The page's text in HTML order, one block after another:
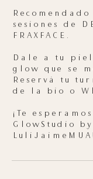
sesiones de
FRAXFACE.
Dale a tu
glow que se
Reservá tu
de la bio o
¡Te
GlowStudio by